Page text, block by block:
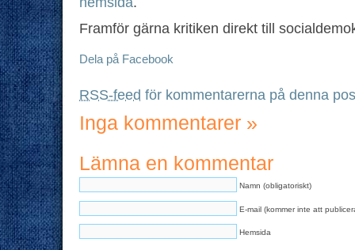
Framför gärna kritiken direkt till
Dela på Facebook
RSS-feed för kommentarerna på denna
Inga kommentarer »
Lämna en kommentar
Namn (obligatoriskt)
E-mail (kommer inte att
Hemsida